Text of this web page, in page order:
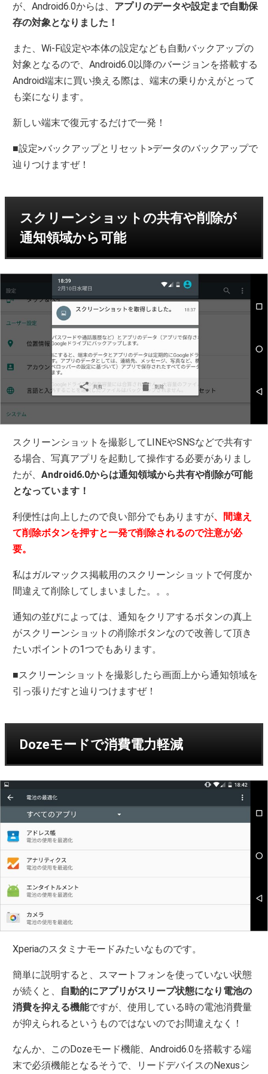
が、Android6.0からは、 アプリのデータや設定まで自動保
存の対象となりました！
また、Wi-Fi設定や本体の設定なども自動バックアップの
対象となるので、Android6.0以降のバージョンを搭載する
Android端末に買い換える際は、端末の乗りかえがとって
も楽になります。
新しい端末で復元するだけで一発！
■設定>バックアップとリセット>データのバックアップで
辿りつけますぜ！
スクリーンショットの共有や削除が
通知領域から可能
スクリーンショットを撮影してLINEやSNSなどで共有す
る場合、写真アプリを起動して操作する必要がありまし
たが、Android6.0からは通知領域から共有や削除が可能
となっています！
利便性は向上したので良い部分でもありますが、間違え
て削除ボタンを押すと一発で削除されるので注意が必
要。
私はガルマックス掲載用のスクリーンショットで何度か
間違えて削除してしまいました。。。
通知の並びによっては、通知をクリアするボタンの真上
がスクリーンショットの削除ボタンなので改善して頂き
たいポイントの1つでもあります。
■スクリーンショットを撮影したら画面上から通知領域を
引っ張りだすと辿りつけますぜ！
Dozeモードで消費電力軽減
Xperiaのスタミナモードみたいなものです。
簡単に説明すると、スマートフォンを使っていない状態
が続くと、 自動的にアプリがスリープ状態になり電池の
消費を抑える機能ですが、使用している時の電池消費量
が抑えられるというものではないのでお間違えなく！
なんか、このDozeモード機能、Android6.0を搭載する端
末で必須機能となるそうで、リードデバイスのNexusシ